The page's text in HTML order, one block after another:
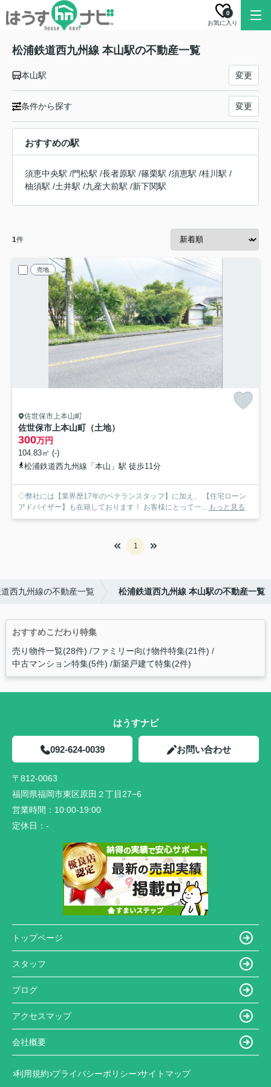
お気に入り
0
松浦鉄道西九州線 本山駅の不動産一覧
本山駅 変更
条件から探す 変更
おすすめの駅
須恵中央駅 /門松駅 /長者原駅 /篠栗駅 /須恵駅 /桂川駅 /
柚須駅 /土井駅 /九産大前駅 /新下関駅
1件
売地
佐世保市上本山町
佐世保市上本山町（土地）
300万円
104.83㎡ (-)
松浦鉄道西九州線「本山」駅 徒歩11分
◇弊社には【業界歴17年のベテランスタッフ】に加え、 【住宅ローン
アドバイザー】も在籍しております！ お客様にとって一... もっと見る
1
西九州線の不動産一覧 松浦鉄道西九州線 本山駅の不動産一覧
おすすめこだわり特集
売り物件一覧(28件) ファミリー向け物件特集(21件)
中古マンション特集(5件) 新築戸建て特集(2件)
はうすナビ
092-624-0039 お問い合わせ
〒812-0063
福岡県福岡市東区原田２丁目27−6
営業時間： 10:00-19:00
定休日： -
トップページ
スタッフ
ブログ
アクセスマップ
会社概要
利用規約 プライバシーポリシー サイトマップ